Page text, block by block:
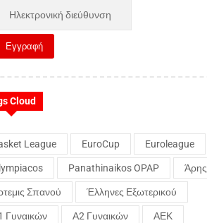
Cloud
League EuroCup Euroleague
Panathinaikos OPAP Άρης
Σπανού Έλληνες Εξωτερικού
Γυναικών Α2 Γυναικών ΑΕΚ